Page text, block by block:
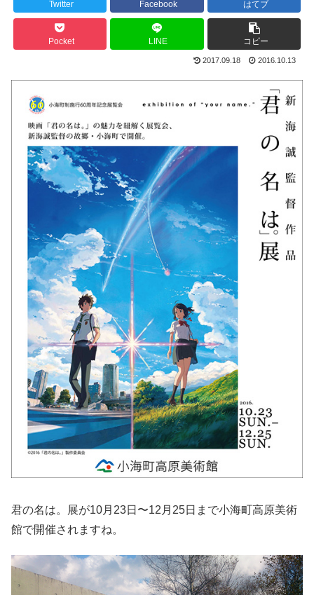
Twitter Facebook はてブ
Pocket LINE コピー
2017.09.18 2016.10.13
君の名は。展が10月23日〜12月25日まで小海町高原美術
館で開催されますね。